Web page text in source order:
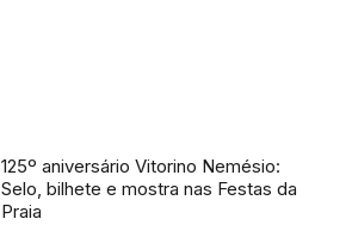
125º aniversário Vitorino Nemésio:
Selo, bilhete e mostra nas Festas da
Praia